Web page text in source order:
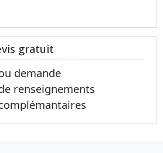
gratuit
demande
renseignements